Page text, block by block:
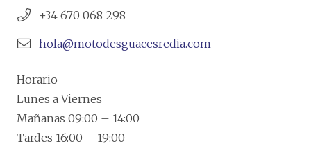
+34 670 068 298
hola@motodesguacesredia.com
Horario
Lunes a Viernes
Mañanas 09:00 – 14:00
Tardes 16:00 – 19:00